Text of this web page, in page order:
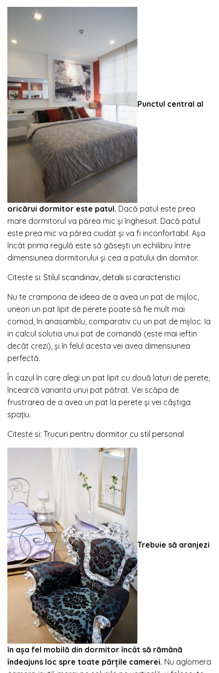
Punctul central al
oricărui dormitor este patul. Dacă patul este prea
mare dormitorul va părea mic și înghesuit. Dacă patul
este prea mic va părea ciudat și va fi inconfortabil. Așa
încât prima regulă este să găseşti un echilibru între
dimensiunea dormitorului şi cea a patului din domitor.
Citeste si: Stilul scandinav, detalii si caracteristici
Nu te crampona de ideea de a avea un pat de mijloc,
uneori un pat lipit de perete poate să fie mult mai
comod, în anasamblu, comparativ cu un pat de mijloc. Ia
in calcul solutia unui pat de comandă (este mai ieftin
decât crezi), şi în felul acesta vei avea dimensiunea
perfectă.
În cazul în care alegi un pat lipit cu două laturi de perete,
încearcă varianta unui pat pătrat. Vei scăpa de
frustrarea de a avea un pat la perete şi vei câştiga
spaţiu.
Citeste si: Trucuri pentru dormitor cu stil personal
Trebuie să aranjezi
în așa fel mobilă din dormitor încât să rămână
îndeajuns loc spre toate părțile camerei. Nu aglomera